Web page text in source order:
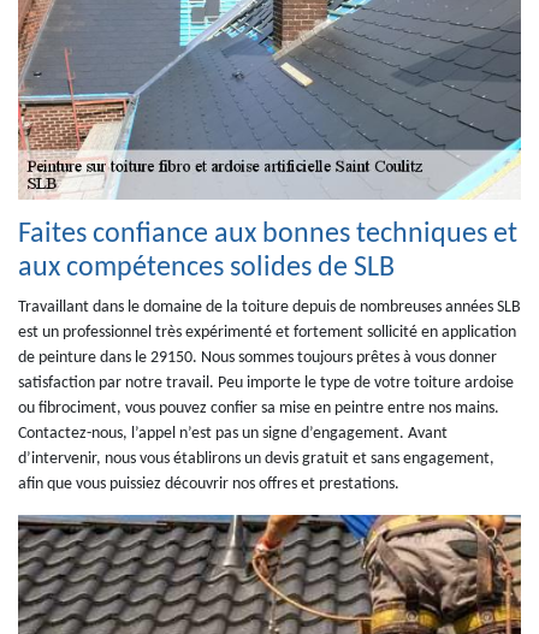
Faites confiance aux bonnes techniques et
aux compétences solides de SLB
Travaillant dans le domaine de la toiture depuis de nombreuses années SLB
est un professionnel très expérimenté et fortement sollicité en application
de peinture dans le 29150. Nous sommes toujours prêtes à vous donner
satisfaction par notre travail. Peu importe le type de votre toiture ardoise
ou fibrociment, vous pouvez confier sa mise en peintre entre nos mains.
Contactez-nous, l’appel n’est pas un signe d’engagement. Avant
d’intervenir, nous vous établirons un devis gratuit et sans engagement,
afin que vous puissiez découvrir nos offres et prestations.